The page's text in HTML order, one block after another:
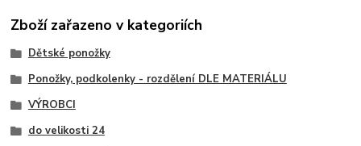
Zboží zařazeno v kategoriích
Dětské ponožky
Ponožky, podkolenky - rozdělení DLE MATERIÁLU
VÝROBCI
do velikosti 24